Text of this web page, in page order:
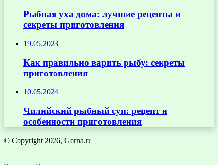
Рыбная уха дома: лучшие рецепты и
секреты приготовления
19.05.2023
Как правильно варить рыбу: секреты
приготовления
10.05.2024
Чилийский рыбный суп: рецепт и
особенности приготовления
© Copyright 2026, Gorna.ru